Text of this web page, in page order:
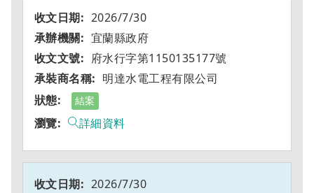
2026/7/30
宜蘭縣政府
府水行字第1150135177號
明達水電工程有限公司
結案
詳細資料
2026/7/30